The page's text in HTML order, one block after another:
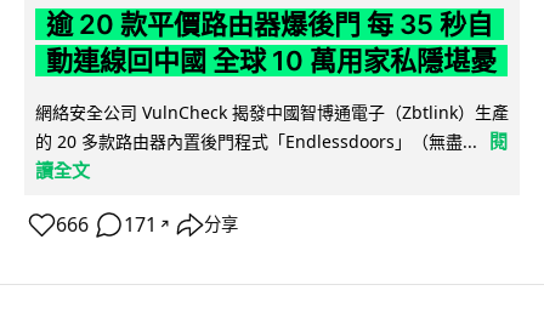
逾 20 款平價路由器爆後門 每 35 秒自
動連線回中國 全球 10 萬用家私隱堪憂
網絡安全公司 VulnCheck 揭發中國智博通電子（Zbtlink）生產
的 20 多款路由器內置後門程式「Endlessdoors」（無盡...
閱
讀全文
666 171 ↗ 分享